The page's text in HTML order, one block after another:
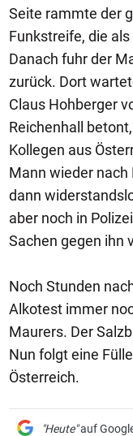
Seite rammte der
Funkstreife, die
Danach fuhr der
zurück. Dort
Claus Hohberger
Reichenhall
Kollegen aus
Mann wieder nach
dann
aber noch in
Sachen gegen ihn
Noch Stunden
Alkotest immer
Maurers. Der
Nun folgt eine
Österreich.
"Heute"auf